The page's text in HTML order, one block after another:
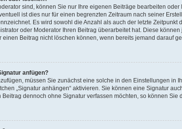
sind, können Sie nur Ihre eigenen Beiträge bearbeiten
ist dies nur für einen begrenzten Zeitraum nach seiner
Es wird sowohl die Anzahl als auch der letzte
oder Moderator Ihren Beitrag überarbeitet hat. Diese
Beitrag nicht löschen können, wenn bereits jemand darauf
anfügen?
müssen Sie zunächst eine solche in den Einstellungen
„Signatur anhängen“ aktivieren. Sie können eine Signatur
dennoch ohne Signatur verfassen möchten, so können Sie